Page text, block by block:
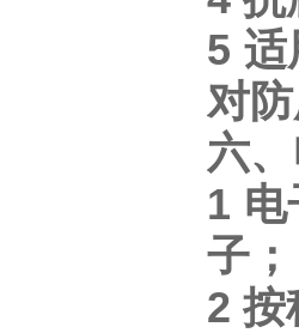
5 适
对
六
1
子；
2按